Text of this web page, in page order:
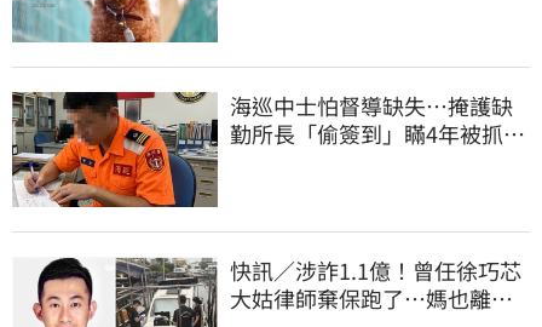
海巡中士怕督導缺失…掩護缺
勤所長「偷簽到」瞞4年被抓
快訊／涉詐1.1億！曾任徐巧芯
大姑律師棄保跑了…媽也離